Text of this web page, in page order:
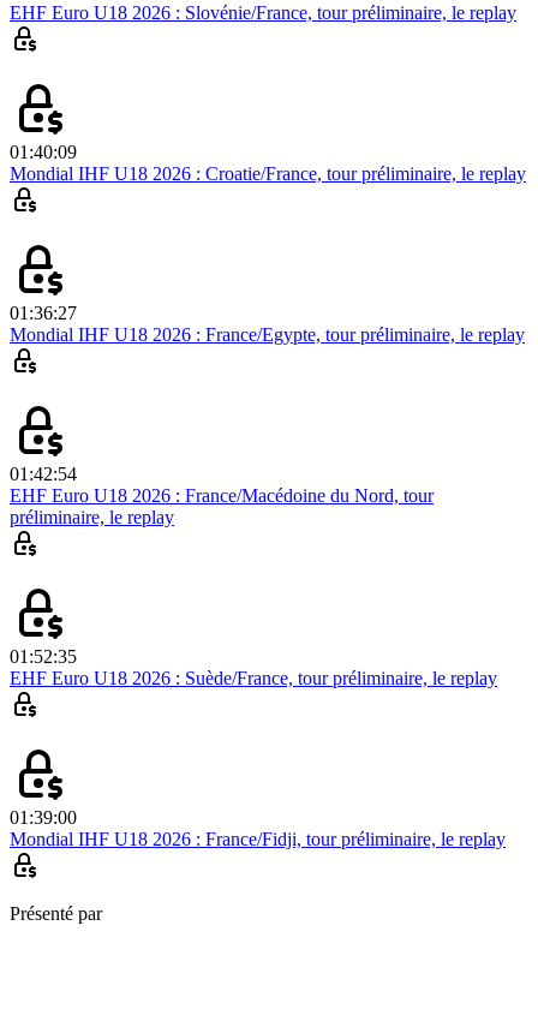
EHF Euro U18 2026 : Slovénie/France, tour préliminaire, le replay
01:40:09
Mondial IHF U18 2026 : Croatie/France, tour préliminaire, le replay
01:36:27
Mondial IHF U18 2026 : France/Egypte, tour préliminaire, le replay
01:42:54
EHF Euro U18 2026 : France/Macédoine du Nord, tour
préliminaire, le replay
01:52:35
EHF Euro U18 2026 : Suède/France, tour préliminaire, le replay
01:39:00
Mondial IHF U18 2026 : France/Fidji, tour préliminaire, le replay
Présenté par